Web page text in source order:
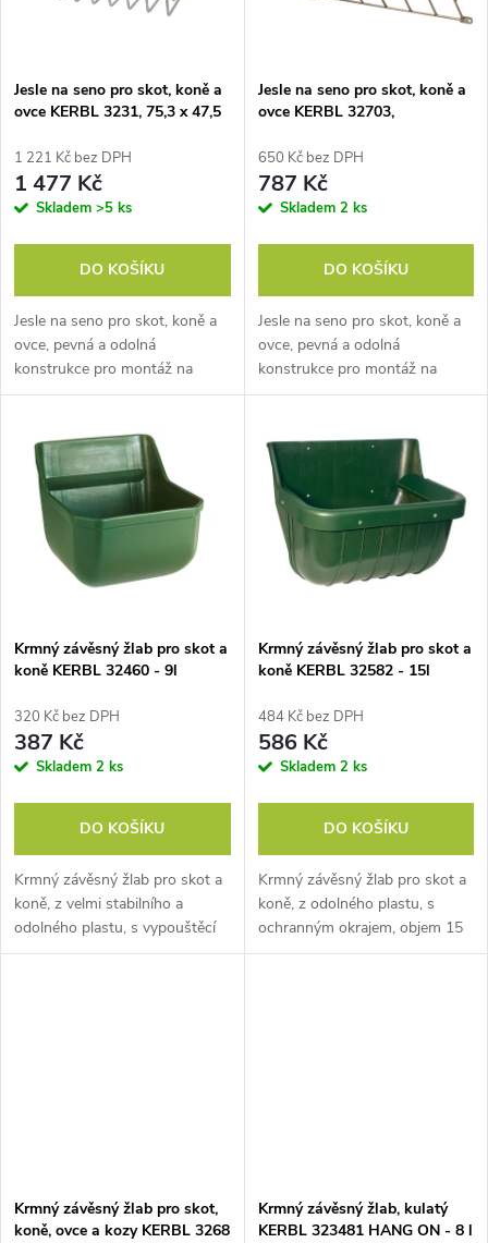
p
r
o
u
k
ů
s
p
r
o
d
u
k
Jesle na seno pro skot, koně a
ovce KERBL 3231, 75,3 x 47,5
1 221 Kč bez DPH
1 477 Kč
Skladem >5 ks
DO KOŠÍKU
Jesle na seno pro skot, koně a
ovce, pevná a odolná
konstrukce pro montáž na
stěnu, pozinkované, rozměry
praktické a velmi odolné jesle
na seno pro...
Jesle na seno pro skot, koně a
ovce KERBL 32703,
650 Kč bez DPH
787 Kč
Skladem 2 ks
DO KOŠÍKU
Jesle na seno pro skot, koně a
ovce, pevná a odolná
konstrukce pro montáž na
stěnu, pozinkované, rozměry
Objevte praktické a velmi
odolné jesle na seno pro...
Krmný závěsný žlab pro skot a
koně KERBL 32460 - 9l
320 Kč bez DPH
387 Kč
Skladem 2 ks
DO KOŠÍKU
Krmný závěsný žlab pro skot a
koně, z velmi stabilního a
odolného plastu, s vypouštěcí
zátkou, objem 9 litrů, rozměry
Krmný závěsný žlab pro skot a
koně KERBL 32582 - 15l
484 Kč bez DPH
586 Kč
Skladem 2 ks
DO KOŠÍKU
Krmný závěsný žlab pro skot a
koně, z odolného plastu, s
ochranným okrajem, objem 15
litrů, rozměry 42x30x32 cm.
Krmný závěsný žlab pro skot,
koně, ovce a kozy KERBL 3268
Krmný závěsný žlab, kulatý
KERBL 323481 HANG ON - 8 l